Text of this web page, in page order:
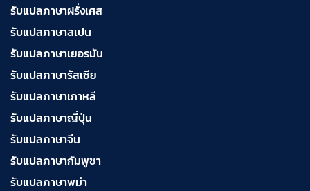
รับแปลภาษาฝรั่งเศส
รับแปลภาษาสเปน
รับแปลภาษาเยอรมัน
รับแปลภาษารัสเซีย
รับแปลภาษาเกาหลี
รับแปลภาษาญี่ปุ่น
รับแปลภาษาจีน
รับแปลภาษากัมพูชา
รับแปลภาษาพม่า